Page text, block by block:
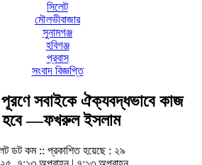
সিলেট
মৌলভীবাজার
সুনামগঞ্জ
হবিগঞ্জ
প্রবাস
সংবাদ বিজ্ঞপ্তি
সবাইকে ঐক্যবদ্ধভাবে কাজ
হবে —ফখরুল ইসলাম
ডট কম :: প্রকাশিত হয়েছে : ২৯